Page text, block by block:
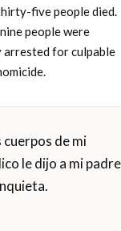
five people died.
people were
arrested for culpable
de mi
le dijo a mi padre